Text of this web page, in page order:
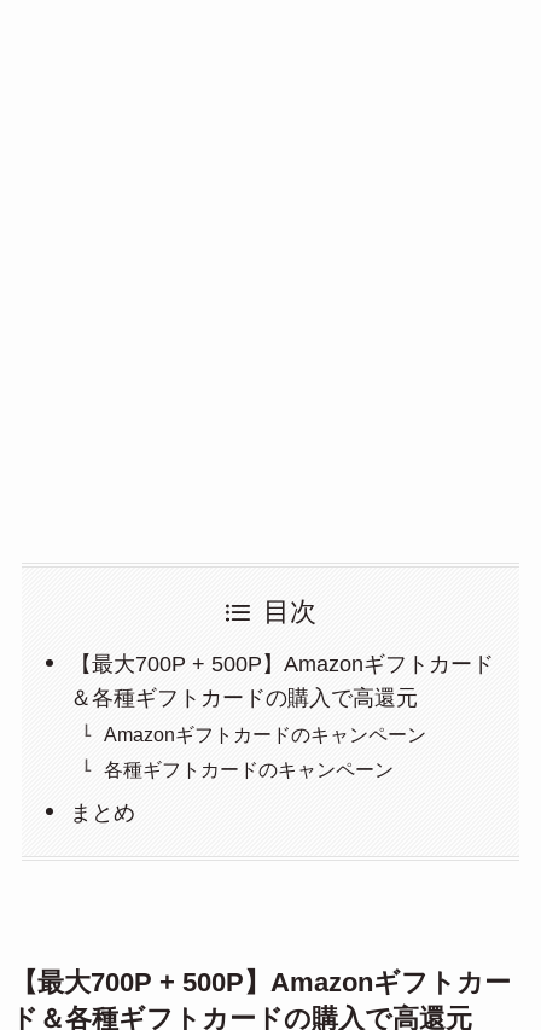
目次
【最大700P + 500P】Amazonギフトカード
＆各種ギフトカードの購入で高還元
Amazonギフトカードのキャンペーン
各種ギフトカードのキャンペーン
まとめ
【最大700P + 500P】Amazonギフトカー
ド＆各種ギフトカードの購入で高還元